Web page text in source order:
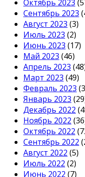
Октябрь 2023
Сентябрь 2023
Август 2023 (3)
Июль 2023 (2)
Июнь 2023 (17)
Май 2023 (46)
Апрель 2023
Март 2023 (49)
Февраль 2023
Январь 2023
Декабрь 2022
Ноябрь 2022
Октябрь 2022
Сентябрь 2022
Август 2022 (5)
Июль 2022 (2)
Июнь 2022 (7)